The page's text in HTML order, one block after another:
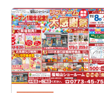
です！
当日の大切なお知ら
せとアクセス イベント当日は、
スタッフが全員ショールームに
詰めているため、タテイシリフ
ォームの店舗は不在となりま
す。お間違いのないよう、直接
「クリナップ福知山ショールー
ム」までお越しくださいね。 事
や、夢中で遊べる「ブロッ
ク」、キラキラの「シール」
に、冷たい「ジュース」などな
ど…！
お子様が夢中にな
っている間に、大人はじっくり
リフォームの相談。そんな充実
した時間をお過ごしいただけま
ト」を探しに来てみませんか？
この日！という開催日はありま
せん。いつでもお気軽にご相談
にお越しください。予約不要で
すが、事前にお電話かWeb予約
（コチラ）をいただけますとご
案内がスムーズです♪ これから
暖かくなり、次は夏の暑さがや
ってきます
討されているお客様から、実は
とても多くいただく質問です。
見積りの依頼時期は、工事の進
み方だけでなく、予算調整や商
品選びの余裕にも大きく関わり
ます。今回は、初めての方でも
わかりやすいように、リフォー
ム見積りを頼むベストなタイミ